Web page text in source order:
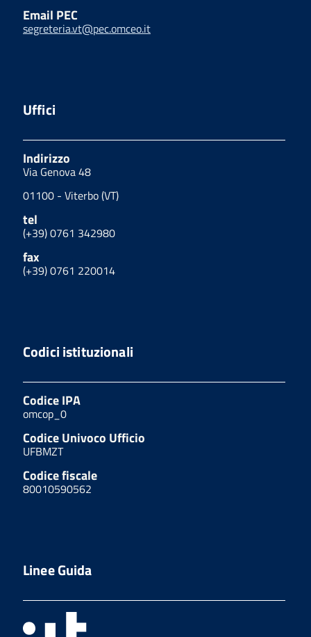
Email PEC
segreteria.vt@pec.omceo.it
Uffici
Indirizzo
Via Genova 48
01100 - Viterbo (VT)
tel
(+39) 0761 342980
fax
(+39) 0761 220014
Codici istituzionali
Codice IPA
omcop_0
Codice Univoco Ufficio
UFBMZT
Codice fiscale
80010590562
Linee Guida